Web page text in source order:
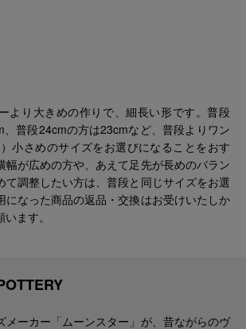
より大きめの作りで、細長い形です。普段
普段24cmの方は23cmなど、普段よりワン
小さめのサイズをお選びになることをおす
幅が広めの方や、あえて足先が長めのバラン
て調整したい方は、普段と同じサイズをお選
になった商品の返品・交換はお受けいたしか
ます。
メーカー「ムーンスター」が、昔ながらのヴ